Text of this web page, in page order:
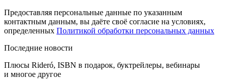
Предоставляя персональные данные по указанным
контактным данным, вы даёте своё согласие на условиях,
определенных Политикой обработки персональных данных
Последние новости
Плюсы Rideró, ISBN в подарок, буктрейлеры, вебинары
и многое другое